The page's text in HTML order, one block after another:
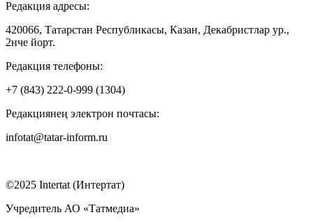
Редакция адресы:
420066, Татарстан Республикасы, Казан, Декабристлар ур.,
2нче йорт.
Редакция телефоны:
+7 (843) 222-0-999 (1304)
Редакциянең электрон почтасы:
infotat@tatar-inform.ru
©2025 Intertat (Интертат)
Учредитель АО «Татмедиа»